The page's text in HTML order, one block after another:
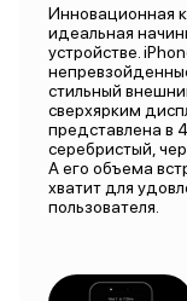
Инновационная
идеальная
устройстве.
стильный
сверхярким
представлена в
серебристый,
А его объема
хватит для
пользователя.